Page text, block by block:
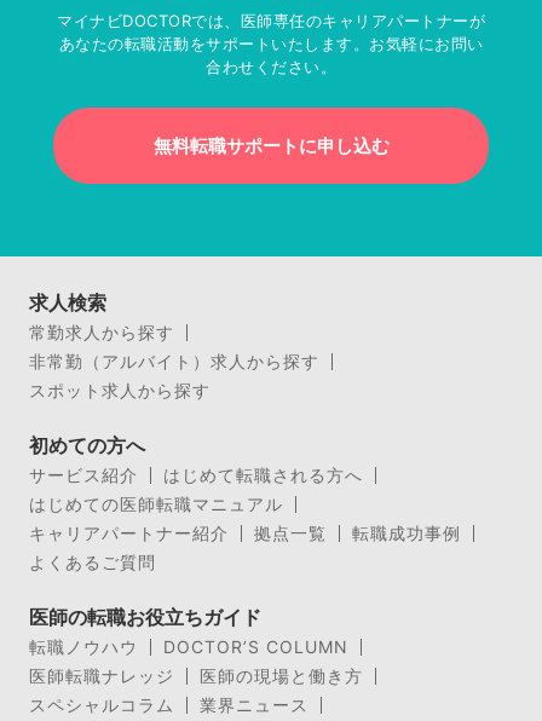
マイナビDOCTORでは、医師専任のキャリアパートナーが
あなたの転職活動をサポートいたします。お気軽にお問い
合わせください。
無料転職サポートに申し込む
求人検索
常勤求人から探す
非常勤（アルバイト）求人から探す
スポット求人から探す
初めての方へ
サービス紹介
はじめて転職される方へ
はじめての医師転職マニュアル
キャリアパートナー紹介
拠点一覧
転職成功事例
よくあるご質問
医師の転職お役立ちガイド
転職ノウハウ
DOCTOR’S COLUMN
医師転職ナレッジ
医師の現場と働き方
スペシャルコラム
業界ニュース